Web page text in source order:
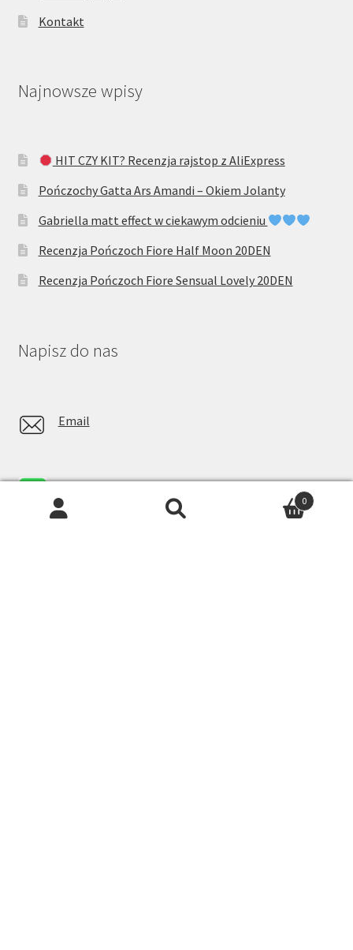
Kontakt
Najnowsze wpisy
HIT CZY KIT? Recenzja rajstop z AliExpress
Pończochy Gatta Ars Amandi – Okiem Jolanty
Gabriella matt effect w ciekawym odcieniu
Recenzja Pończoch Fiore Half Moon 20DEN
Recenzja Pończoch Fiore Sensual Lovely 20DEN
Napisz do nas
Email
0